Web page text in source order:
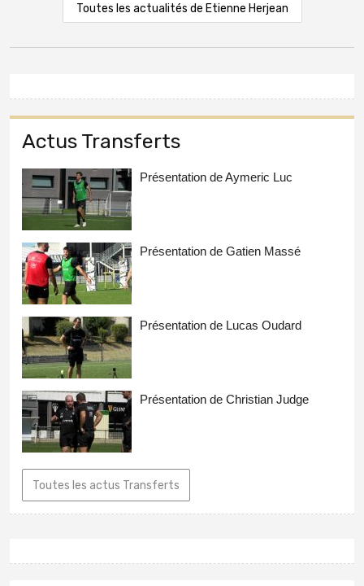
Toutes les actualités de Etienne Herjean
Actus Transferts
Présentation de Aymeric Luc
Présentation de Gatien Massé
Présentation de Lucas Oudard
Présentation de Christian Judge
Toutes les actus Transferts